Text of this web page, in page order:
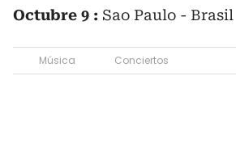
Octubre 9 : Sao Paulo - Brasil
Música Conciertos